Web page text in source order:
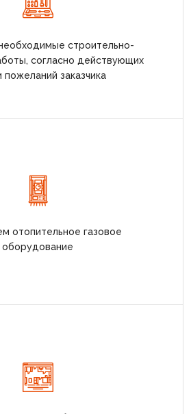
строительно-
согласно действующих
пожеланий заказчика
отопительное газовое
оборудование